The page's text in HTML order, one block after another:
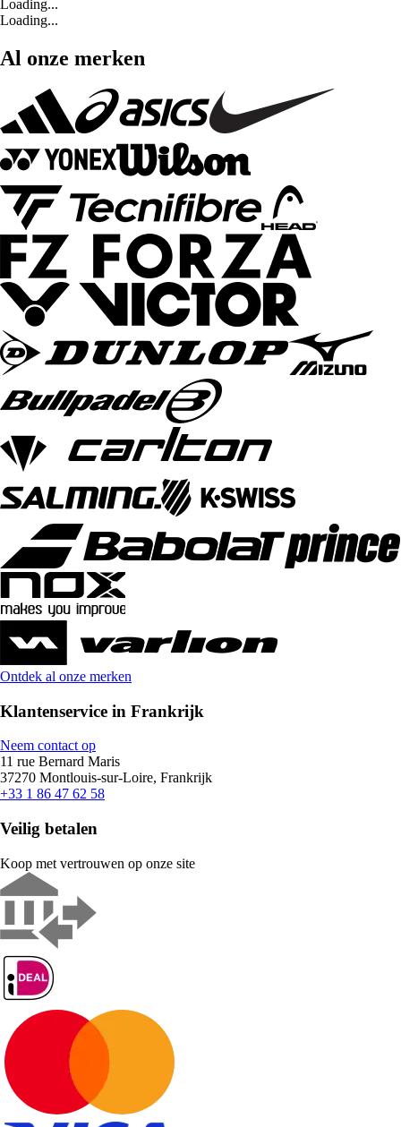
Loading...
Loading...
Al onze merken
Ontdek al onze merken
Klantenservice in Frankrijk
Neem contact op
11 rue Bernard Maris
37270 Montlouis-sur-Loire, Frankrijk
+33 1 86 47 62 58
Veilig betalen
Koop met vertrouwen op onze site